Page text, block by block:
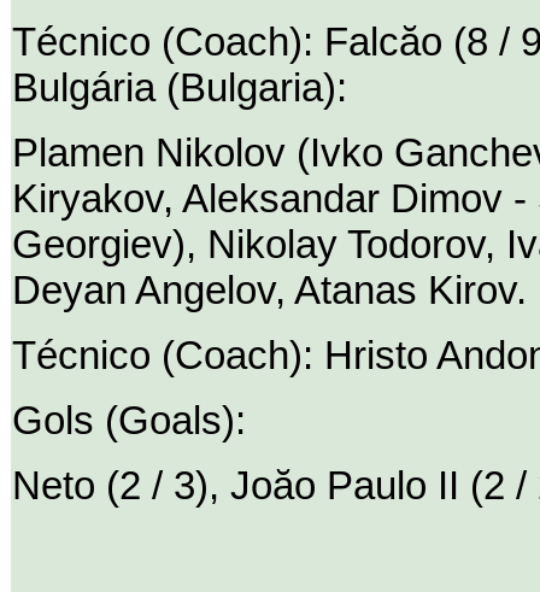
Técnico (Coach): Falcăo (8 /
Bulgária (Bulgaria):
Plamen Nikolov (Ivko
Kiryakov, Aleksandar Dimov
Georgiev), Nikolay Todorov,
Deyan Angelov, Atanas Kirov.
Técnico (Coach): Hristo
Gols (Goals):
Neto (2 / 3), Joăo Paulo II (2